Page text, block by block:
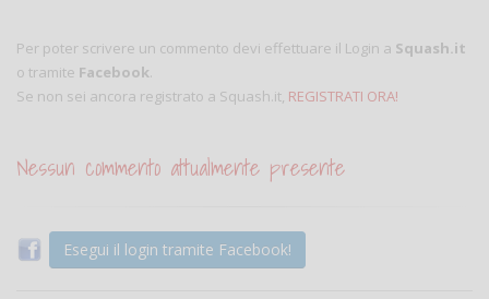
Per poter scrivere un commento devi effettuare il Login a Squash.it
o tramite Facebook.
Se non sei ancora registrato a Squash.it, REGISTRATI ORA!
Nessun commento attualmente presente
Esegui il login tramite Facebook!